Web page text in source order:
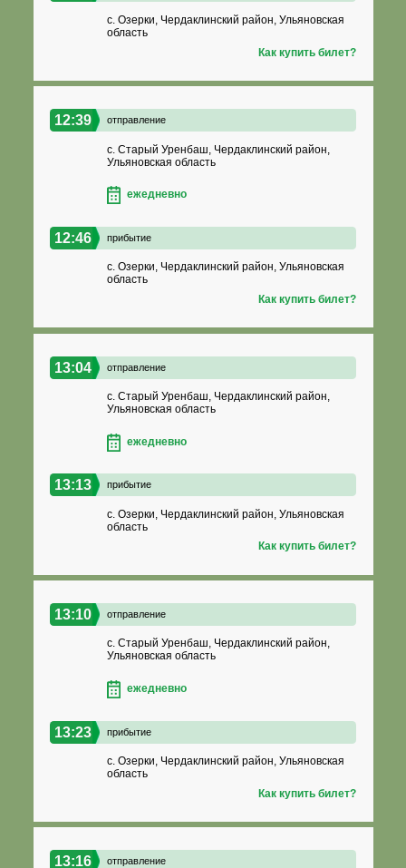
с. Озерки, Чердаклинский район, Ульяновская
область
Как купить билет?
12:39 отправление
с. Старый Уренбаш, Чердаклинский район,
Ульяновская область
ежедневно
12:46 прибытие
с. Озерки, Чердаклинский район, Ульяновская
область
Как купить билет?
13:04 отправление
с. Старый Уренбаш, Чердаклинский район,
Ульяновская область
ежедневно
13:13 прибытие
с. Озерки, Чердаклинский район, Ульяновская
область
Как купить билет?
13:10 отправление
с. Старый Уренбаш, Чердаклинский район,
Ульяновская область
ежедневно
13:23 прибытие
с. Озерки, Чердаклинский район, Ульяновская
область
Как купить билет?
13:16 отправление